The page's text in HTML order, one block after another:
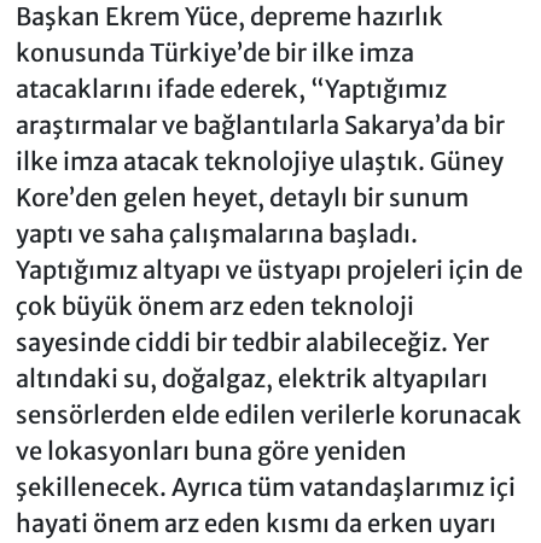
Başkan Ekrem Yüce, depreme hazırlık
konusunda Türkiye’de bir ilke imza
atacaklarını ifade ederek, “Yaptığımız
araştırmalar ve bağlantılarla Sakarya’da bir
ilke imza atacak teknolojiye ulaştık. Güney
Kore’den gelen heyet, detaylı bir sunum
yaptı ve saha çalışmalarına başladı.
Yaptığımız altyapı ve üstyapı projeleri için de
çok büyük önem arz eden teknoloji
sayesinde ciddi bir tedbir alabileceğiz. Yer
altındaki su, doğalgaz, elektrik altyapıları
sensörlerden elde edilen verilerle korunacak
ve lokasyonları buna göre yeniden
şekillenecek. Ayrıca tüm vatandaşlarımız içi
hayati önem arz eden kısmı da erken uyarı